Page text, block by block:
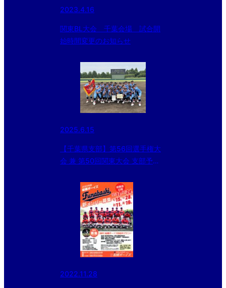
2023.4.16
関東BL大会 千葉会場 試合開
始時間変更のお知らせ
2025.6.15
【千葉県支部】第56回選手権大
会 兼 第50回関東大会 支部予
2022.11.28